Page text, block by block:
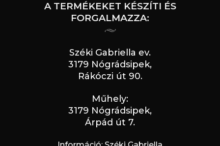
A TERMÉKEKET KÉSZÍTI ÉS
FORGALMAZZA:
Széki Gabriella ev.
3179 Nógrádsipek,
Rákóczi út 90.
Műhely:
3179 Nógrádsipek,
Árpád út 7.